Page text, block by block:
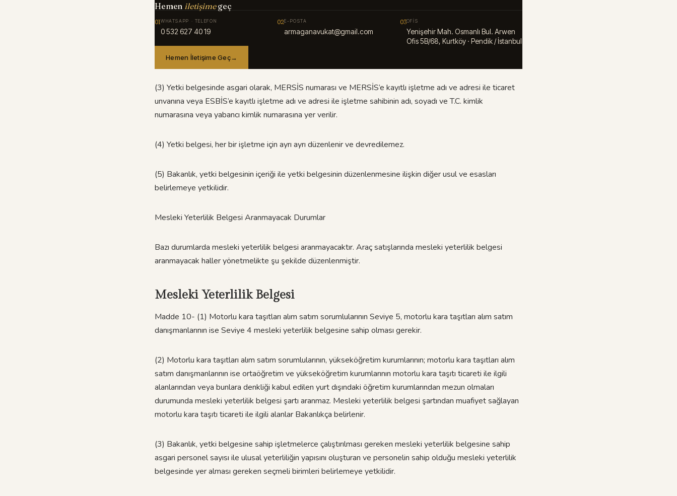
Hemen iletişimegeç
01WHATSAPP · TELEFON
0 532 627 40 19
02E-POSTA
armaganavukat@gmail.com
03OFIS
Yenişehir Mah. Osmanlı Bul. Arwen
Ofis 5B/68, Kurtköy · Pendik / İstanbul
Hemen İletişime Geç→
(3) Yetki belgesinde asgari olarak, MERSİS numarası ve MERSİS’e kayıtlı işletme adı ve adresi ile ticaret
unvanına veya ESBİS’e kayıtlı işletme adı ve adresi ile işletme sahibinin adı, soyadı ve T.C. kimlik
numarasına veya yabancı kimlik numarasına yer verilir.
(4) Yetki belgesi, her bir işletme için ayrı ayrı düzenlenir ve devredilemez.
(5) Bakanlık, yetki belgesinin içeriği ile yetki belgesinin düzenlenmesine ilişkin diğer usul ve esasları
belirlemeye yetkilidir.
Mesleki Yeterlilik Belgesi Aranmayacak Durumlar
Bazı durumlarda mesleki yeterlilik belgesi aranmayacaktır. Araç satışlarında mesleki yeterlilik belgesi
aranmayacak haller yönetmelikte şu şekilde düzenlenmiştir.
Mesleki Yeterlilik Belgesi
Madde 10- (1) Motorlu kara taşıtları alım satım sorumlularının Seviye 5, motorlu kara taşıtları alım satım
danışmanlarının ise Seviye 4 mesleki yeterlilik belgesine sahip olması gerekir.
(2) Motorlu kara taşıtları alım satım sorumlularının, yükseköğretim kurumlarının; motorlu kara taşıtları alım
satım danışmanlarının ise ortaöğretim ve yükseköğretim kurumlarının motorlu kara taşıtı ticareti ile ilgili
alanlarından veya bunlara denkliği kabul edilen yurt dışındaki öğretim kurumlarından mezun olmaları
durumunda mesleki yeterlilik belgesi şartı aranmaz. Mesleki yeterlilik belgesi şartından muafiyet sağlayan
motorlu kara taşıtı ticareti ile ilgili alanlar Bakanlıkça belirlenir.
(3) Bakanlık, yetki belgesine sahip işletmelerce çalıştırılması gereken mesleki yeterlilik belgesine sahip
asgari personel sayısı ile ulusal yeterliliğin yapısını oluşturan ve personelin sahip olduğu mesleki yeterlilik
belgesinde yer alması gereken seçmeli birimleri belirlemeye yetkilidir.